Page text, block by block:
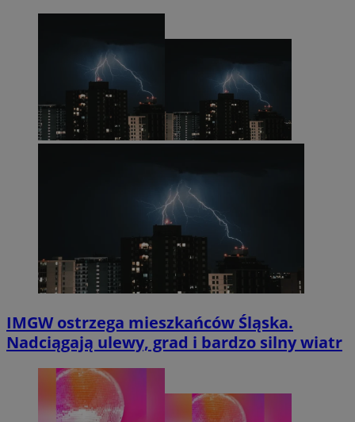
IMGW ostrzega mieszkańców Śląska.
Nadciągają ulewy, grad i bardzo silny wiatr